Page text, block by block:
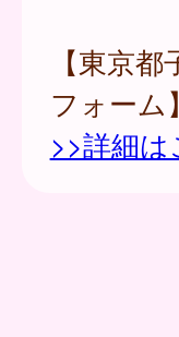
【東京
フォーム】
>>詳細は